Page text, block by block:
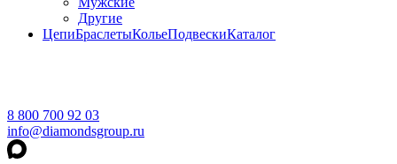
Другие
ЦепиБраслетыКольеПодвескиКаталог
8 800 700 92 03
info@diamondsgroup.ru